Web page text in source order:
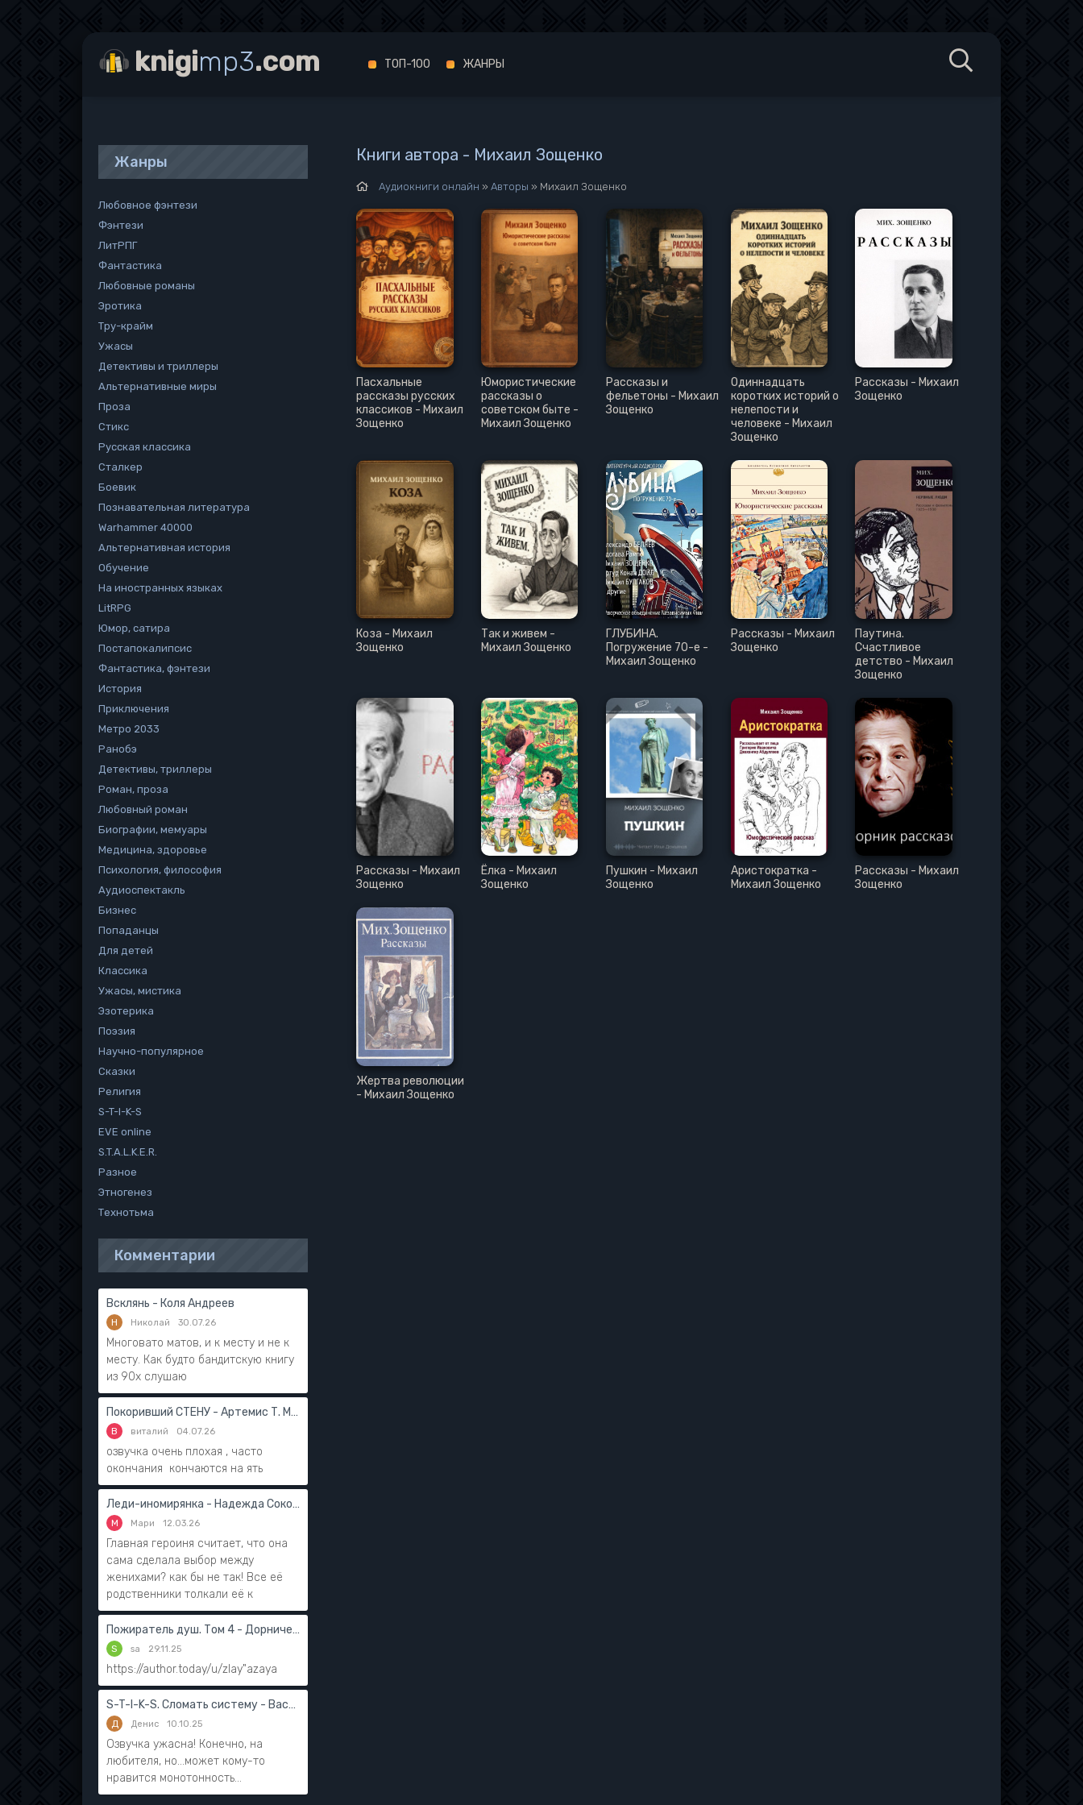
Книги автора - Михаил Зощенко
Аудиокниги онлайн » Авторы » Михаил Зощенко
Пасхальные
рассказы русских
классиков - Михаил
Зощенко
Юмористические
рассказы о
советском быте -
Михаил Зощенко
Рассказы и
фельетоны - Михаил
Зощенко
Одиннадцать
коротких историй о
нелепости и
человеке - Михаил
Зощенко
Рассказы - Михаил
Зощенко
Коза - Михаил
Зощенко
Так и живем -
Михаил Зощенко
ГЛУБИНА.
Погружение 70-е -
Михаил Зощенко
Рассказы - Михаил
Зощенко
Паутина.
Счастливое
детство - Михаил
Зощенко
Рассказы - Михаил
Зощенко
Ёлка - Михаил
Зощенко
Пушкин - Михаил
Зощенко
Аристократка -
Михаил Зощенко
Рассказы - Михаил
Зощенко
Жертва революции
- Михаил Зощенко
Жанры
Любовное фэнтези
Фэнтези
ЛитРПГ
Фантастика
Любовные романы
Эротика
Тру-крайм
Ужасы
Детективы и триллеры
Альтернативные миры
Проза
Стикс
Русская классика
Сталкер
Боевик
Познавательная литература
Warhammer 40000
Альтернативная история
Обучение
На иностранных языках
LitRPG
Юмор, сатира
Постапокалипсис
Фантастика, фэнтези
История
Приключения
Метро 2033
Ранобэ
Детективы, триллеры
Роман, проза
Любовный роман
Биографии, мемуары
Медицина, здоровье
Психология, философия
Аудиоспектакль
Бизнес
Попаданцы
Для детей
Классика
Ужасы, мистика
Эзотерика
Поэзия
Научно-популярное
Сказки
Религия
S-T-I-K-S
EVE online
S.T.A.L.K.E.R.
Разное
Этногенез
Технотьма
Комментарии
Всклянь - Коля Андреев
Н Николай 30.07.26
Многовато матов, и к месту и не к
месту. Как будто бандитскую книгу
из 90х слушаю
Покоривший СТЕНУ - Артемис Т. Мантикор
В виталий 04.07.26
озвучка очень плохая , часто
окончания кончаются на ять
Леди-иномирянка - Надежда Соколова
М Мари 12.03.26
Главная героиня считает, что она
сама сделала выбор между
женихами? как бы не так! Все её
родственники толкали её к
Пожиратель душ. Том 4 - Дорничев Дмитрий
S sa 29.11.25
https://author.today/u/zlay"azaya
S-T-I-K-S. Сломать систему - Василий Мушинский
Д Денис 10.10.25
Озвучка ужасна! Конечно, на
любителя, но...может кому-то
нравится монотонность...
knigimp3.com ТОП-100 ЖАНРЫ